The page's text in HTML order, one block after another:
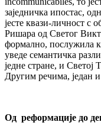
заједничка ипостас,
јесте квази-личност с
Ришара од Светог
формално, послужила
уведе семантичка
једне стране, и Светој
Другим речима, један
Од реформације до